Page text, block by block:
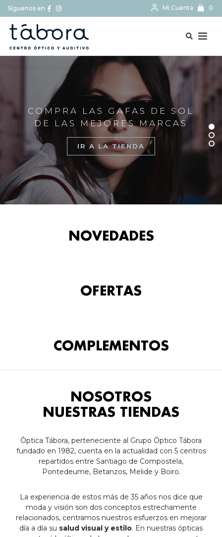
Síguenos en Mi Cuenta 0
COMPRA LAS GAFAS DE SOL
DE LAS MEJORES MARCAS
IR A LA TIENDA
NOVEDADES
OFERTAS
COMPLEMENTOS
NOSOTROS
NUESTRAS TIENDAS
Óptica Tábora, perteneciente al Grupo Óptico Tábora
fundado en 1982, cuenta en la actualidad con 5 centros
repartidos entre Santiago de Compostela,
Pontedeume, Betanzos, Melide y Boiro.
La experiencia de estos más de 35 años nos dice que
moda y visión son dos conceptos estrechamente
relacionados, centramos nuestros esfuerzos en mejorar
día a día su salud visual y estilo. En nuestras ópticas